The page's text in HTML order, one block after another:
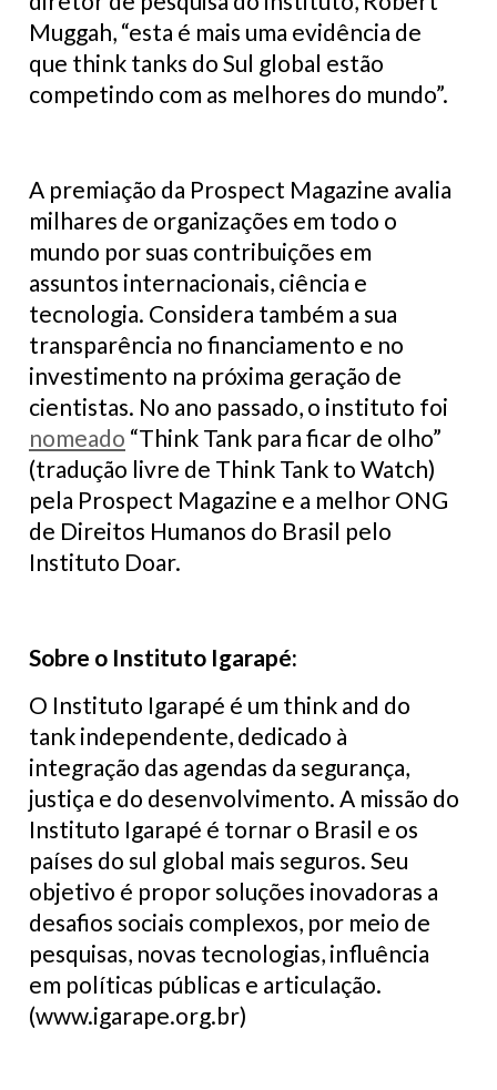
Muggah, “esta é mais uma evidência de
que think tanks do Sul global estão
competindo com as melhores do mundo”.
A premiação da Prospect Magazine avalia
milhares de organizações em todo o
mundo por suas contribuições em
assuntos internacionais, ciência e
tecnologia. Considera também a sua
transparência no financiamento e no
investimento na próxima geração de
cientistas. No ano passado, o instituto foi
nomeado “Think Tank para ficar de olho”
(tradução livre de Think Tank to Watch)
pela Prospect Magazine e a melhor ONG
de Direitos Humanos do Brasil pelo
Instituto Doar.
Sobre o Instituto Igarapé:
O Instituto Igarapé é um think and do
tank independente, dedicado à
integração das agendas da segurança,
justiça e do desenvolvimento. A missão do
Instituto Igarapé é tornar o Brasil e os
países do sul global mais seguros. Seu
objetivo é propor soluções inovadoras a
desafios sociais complexos, por meio de
pesquisas, novas tecnologias, influência
em políticas públicas e articulação.
(www.igarape.org.br)